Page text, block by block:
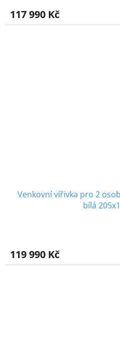
117 990 Kč
Venkovní vířivka pro 2
bílá
je
5,0
119 990 Kč